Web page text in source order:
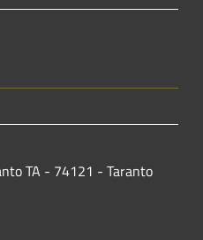
TA - 74121 - Taranto